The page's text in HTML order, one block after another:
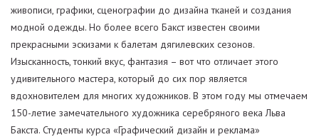
живописи, графики, сценографии до дизайна тканей и создания
модной одежды. Но более всего Бакст известен своими
прекрасными эскизами к балетам дягилевских сезонов.
Изысканность, тонкий вкус, фантазия – вот что отличает этого
удивительного мастера, который до сих пор является
вдохновителем для многих художников. В этом году мы отмечаем
150-летие замечательного художника серебряного века Льва
Бакста. Студенты курса «Графический дизайн и реклама»